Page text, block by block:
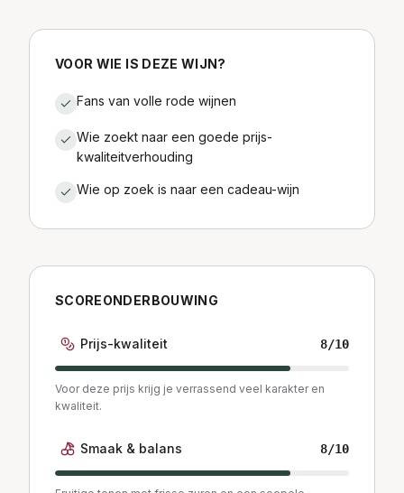
VOOR WIE IS DEZE WIJN?
Fans van volle rode wijnen
Wie zoekt naar een goede prijs-
kwaliteitverhouding
Wie op zoek is naar een cadeau-wijn
SCOREONDERBOUWING
Prijs-kwaliteit 8/10
Voor deze prijs krijg je verrassend veel karakter en
kwaliteit.
Smaak & balans 8/10